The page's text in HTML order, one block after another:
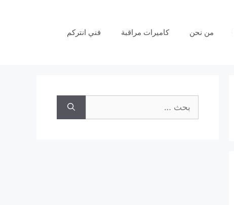
من نحن كاميرات مراقبة فني انتركم